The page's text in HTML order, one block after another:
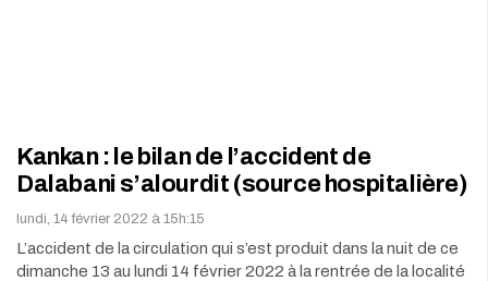
Kankan : le bilan de l’accident de
Dalabani s’alourdit (source hospitalière)
lundi, 14 février 2022 à 15h:15
L’accident de la circulation qui s’est produit dans la nuit de ce
dimanche 13 au lundi 14 février 2022 à la rentrée de la localité